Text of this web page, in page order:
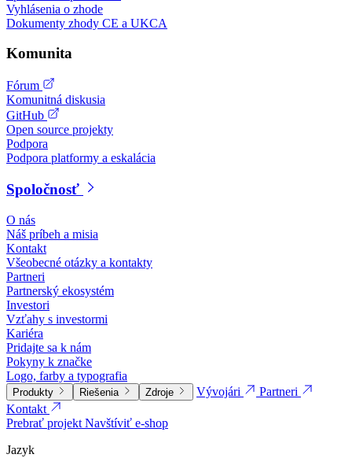
Vyhlásenia o zhode
Dokumenty zhody CE a UKCA
Komunita
Fórum
Komunitná diskusia
GitHub
Open source projekty
Podpora
Podpora platformy a eskalácia
Spoločnosť
O nás
Náš príbeh a misia
Kontakt
Všeobecné otázky a kontakty
Partneri
Partnerský ekosystém
Investori
Vzťahy s investormi
Kariéra
Pridajte sa k nám
Pokyny k značke
Logo, farby a typografia
Produkty Riešenia Zdroje Vývojári
Partneri
Kontakt
Prebrať projektNavštíviť e-shop
Jazyk